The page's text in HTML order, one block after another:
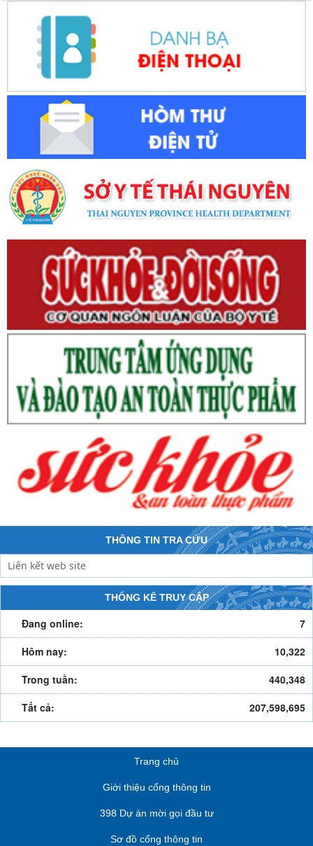
THÔNG TIN TRA CỨU
THỐNG KÊ TRUY CẬP
Đang online:
7
Hôm nay:
10,322
Trong tuần:
440,348
Tất cả:
207,598,695
Trang chủ
Giới thiệu cổng thông tin
398 Dự án mời gọi đầu tư
Sơ đồ cổng thông tin